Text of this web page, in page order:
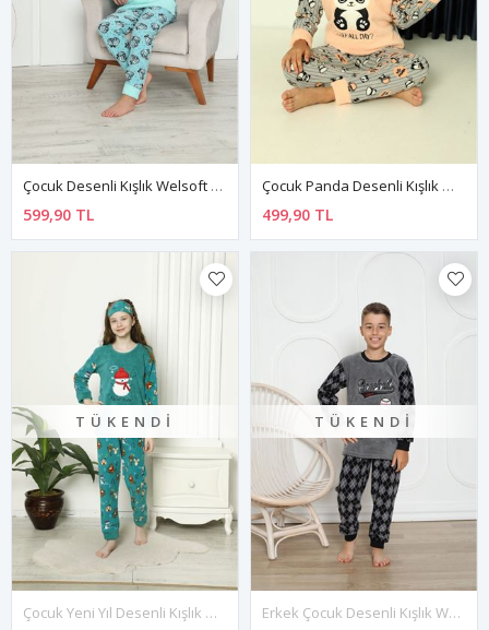
Çocuk Desenli Kışlık Welsoft Polar Pijama Takımı 5C-7003
599,90 TL
Çocuk Panda Desenli Kışlık Welsoft Polar Pijama Takımı 7E-8376
499,90 TL
TÜKENDI
Çocuk Yeni Yıl Desenli Kışlık Welsoft Polar Pijama Takımı(BİR BEDEN BÜYÜK TERCİH EDİNİZ) 6E-6006
TÜKENDI
Erkek Çocuk Desenli Kışlık Welsoft Polar Pijama Takımı 6E-0305